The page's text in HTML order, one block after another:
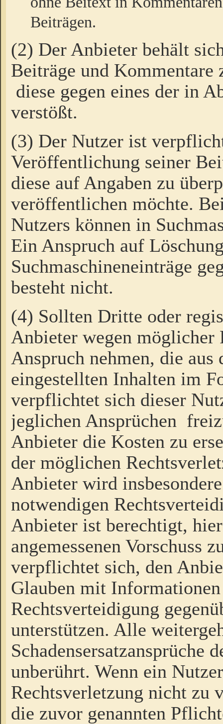
Beiträgen.
(2) Der Anbieter behält
Beiträge und Kommentare
diese gegen eines der in
verstößt.
(3) Der Nutzer ist
Veröffentlichung seiner
diese auf Angaben zu
veröffentlichen möchte.
Nutzers können in
Ein Anspruch auf
Suchmaschineneinträge
besteht nicht.
(4) Sollten Dritte oder
Anbieter wegen möglicher
Anspruch nehmen, die
eingestellten Inhalten im
verpflichtet sich dieser
jeglichen Ansprüchen
Anbieter die Kosten zu
der möglichen
Anbieter wird
notwendigen
Anbieter ist berechtigt,
angemessenen Vorschuss
verpflichtet sich, den
Glauben mit
Rechtsverteidigung
unterstützen. Alle
Schadensersatzansprüche
unberührt. Wenn ein
Rechtsverletzung nicht zu
die zuvor genannten